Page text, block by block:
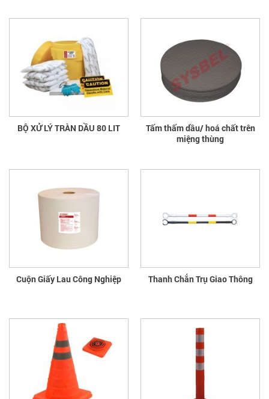
BỘ XỬ LÝ TRÀN DẦU 80 LIT
Tấm thấm dầu/ hoá chất trên
miệng thùng
Cuộn Giấy Lau Công Nghiệp Thanh Chắn Trụ Giao Thông